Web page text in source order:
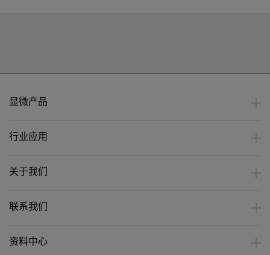
期：
显微产品
行业应用
关于我们
联系我们
资料中心